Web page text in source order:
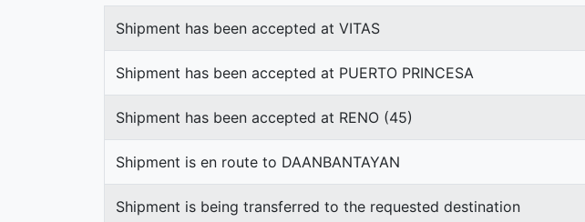
Shipment has been accepted at VITAS
Shipment has been accepted at PUERTO PRINCESA
Shipment has been accepted at RENO (45)
Shipment is en route to DAANBANTAYAN
Shipment is being transferred to the requested destination